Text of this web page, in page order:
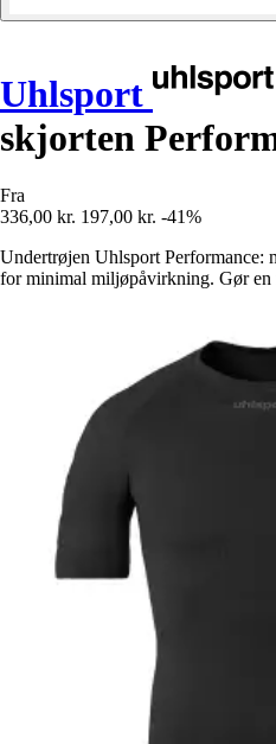
Uhlsport
skjorten
Fra
336,00 kr. 197,00 kr. -41%
Undertrøjen Uhlsport Performance:
for minimal miljøpåvirkning. Gør en